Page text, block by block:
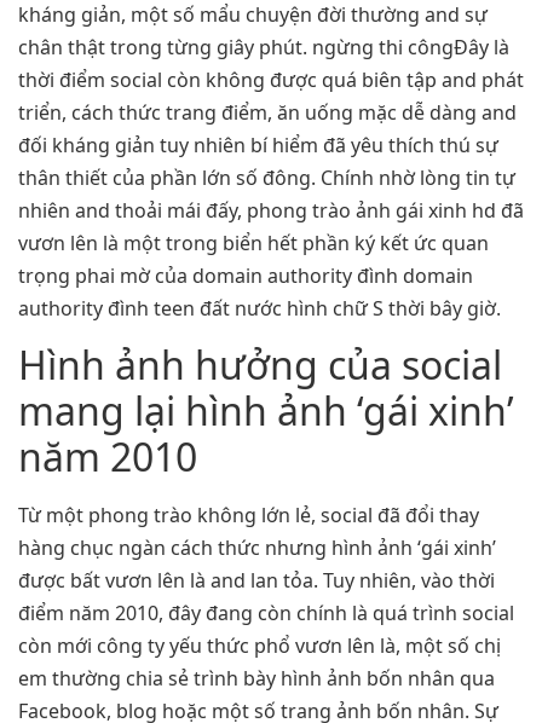
kháng giản, một số mẩu chuyện đời thường and sự
chân thật trong từng giây phút. ngừng thi côngĐây là
thời điểm social còn không được quá biên tập and phát
triển, cách thức trang điểm, ăn uống mặc dễ dàng and
đối kháng giản tuy nhiên bí hiểm đã yêu thích thú sự
thân thiết của phần lớn số đông. Chính nhờ lòng tin tự
nhiên and thoải mái đấy, phong trào ảnh gái xinh hd đã
vươn lên là một trong biển hết phần ký kết ức quan
trọng phai mờ của domain authority đình domain
authority đình teen đất nước hình chữ S thời bây giờ.
Hình ảnh hưởng của social
mang lại hình ảnh ‘gái xinh’
năm 2010
Từ một phong trào không lớn lẻ, social đã đổi thay
hàng chục ngàn cách thức nhưng hình ảnh ‘gái xinh’
được bất vươn lên là and lan tỏa. Tuy nhiên, vào thời
điểm năm 2010, đây đang còn chính là quá trình social
còn mới công ty yếu thức phổ vươn lên là, một số chị
em thường chia sẻ trình bày hình ảnh bốn nhân qua
Facebook, blog hoặc một số trang ảnh bốn nhân. Sự